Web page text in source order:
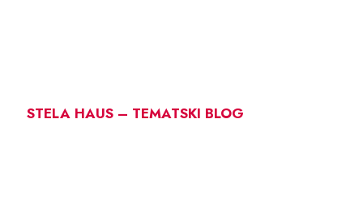
STELA HAUS – TEMATSKI BLOG